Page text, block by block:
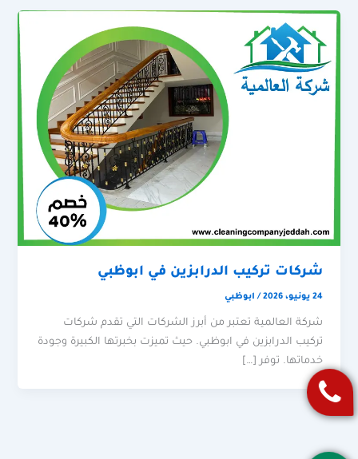
شركات تركيب الدرابزين في ابوظبي
24 يونيو، 2026 / ابوظبي
شركة العالمية تعتبر من أبرز الشركات التي تقدم شركات
تركيب الدرابزين في ابوظبي. حيث تميزت بخبرتها الكبيرة وجودة
خدماتها. توفر […]